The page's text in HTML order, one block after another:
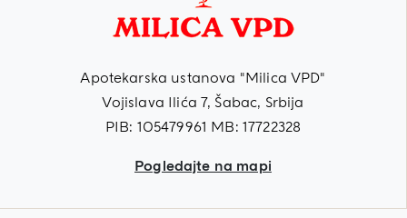
Apotekarska ustanova "Milica VPD"
Vojislava Ilića 7, Šabac, Srbija
PIB: 105479961 MB: 17722328
Pogledajte na mapi